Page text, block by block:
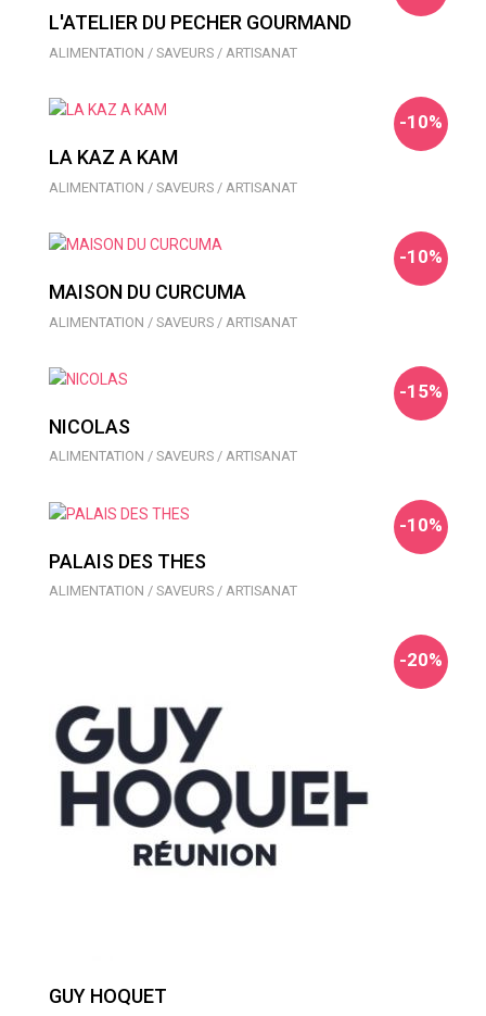
L'ATELIER DU PECHER GOURMAND
ALIMENTATION / SAVEURS / ARTISANAT
-10%
LA KAZ A KAM
ALIMENTATION / SAVEURS / ARTISANAT
-10%
MAISON DU CURCUMA
ALIMENTATION / SAVEURS / ARTISANAT
-15%
NICOLAS
ALIMENTATION / SAVEURS / ARTISANAT
-10%
PALAIS DES THES
ALIMENTATION / SAVEURS / ARTISANAT
-20%
GUY HOQUET